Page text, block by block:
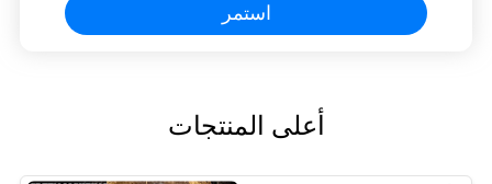
استمر
أعلى المنتجات